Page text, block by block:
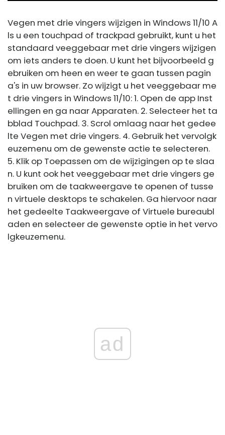
Vegen met drie vingers wijzigen in Windows 11/10 A
ls u een touchpad of trackpad gebruikt, kunt u het
standaard veeggebaar met drie vingers wijzigen
om iets anders te doen. U kunt het bijvoorbeeld g
ebruiken om heen en weer te gaan tussen pagin
a's in uw browser. Zo wijzigt u het veeggebaar me
t drie vingers in Windows 11/10: 1. Open de app Inst
ellingen en ga naar Apparaten. 2. Selecteer het ta
bblad Touchpad. 3. Scrol omlaag naar het gedee
lte Vegen met drie vingers. 4. Gebruik het vervolgk
euzemenu om de gewenste actie te selecteren.
5. Klik op Toepassen om de wijzigingen op te slaa
n. U kunt ook het veeggebaar met drie vingers ge
bruiken om de taakweergave te openen of tusse
n virtuele desktops te schakelen. Ga hiervoor naar
het gedeelte Taakweergave of Virtuele bureaubl
aden en selecteer de gewenste optie in het vervo
lgkeuzemenu.
ad